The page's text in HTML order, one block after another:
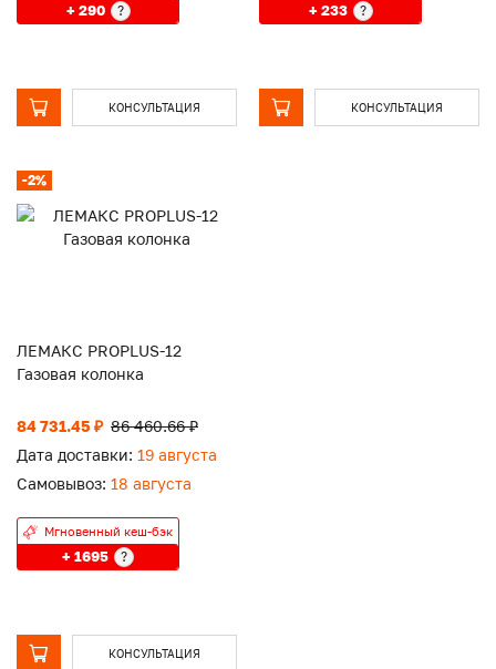
+ 290 ?
КОНСУЛЬТАЦИЯ
+ 233 ?
КОНСУЛЬТАЦИЯ
-2%
ЛЕМАКС PROPLUS-12
Газовая колонка
84 731.45 ₽ 86 460.66 ₽
Дата доставки: 19 августа
Самовывоз: 18 августа
Мгновенный кеш-бэк
+ 1695 ?
КОНСУЛЬТАЦИЯ